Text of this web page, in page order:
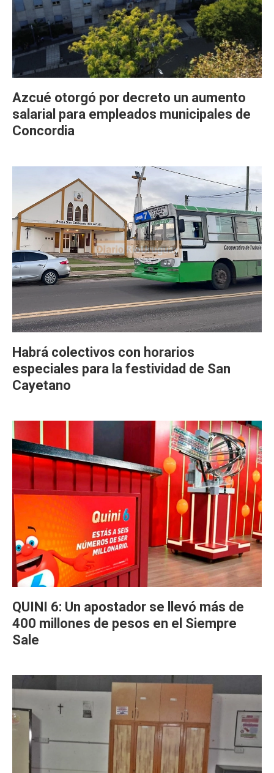
Azcué otorgó por decreto un aumento
salarial para empleados municipales de
Concordia
Habrá colectivos con horarios
especiales para la festividad de San
Cayetano
QUINI 6: Un apostador se llevó más de
400 millones de pesos en el Siempre
Sale